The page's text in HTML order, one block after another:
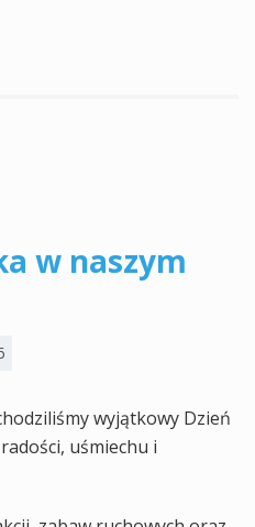
w naszym
wyjątkowy Dzień
uśmiechu i